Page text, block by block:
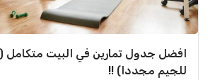
افضل جدول تمارين في البيت
للجيم مجددا) !!